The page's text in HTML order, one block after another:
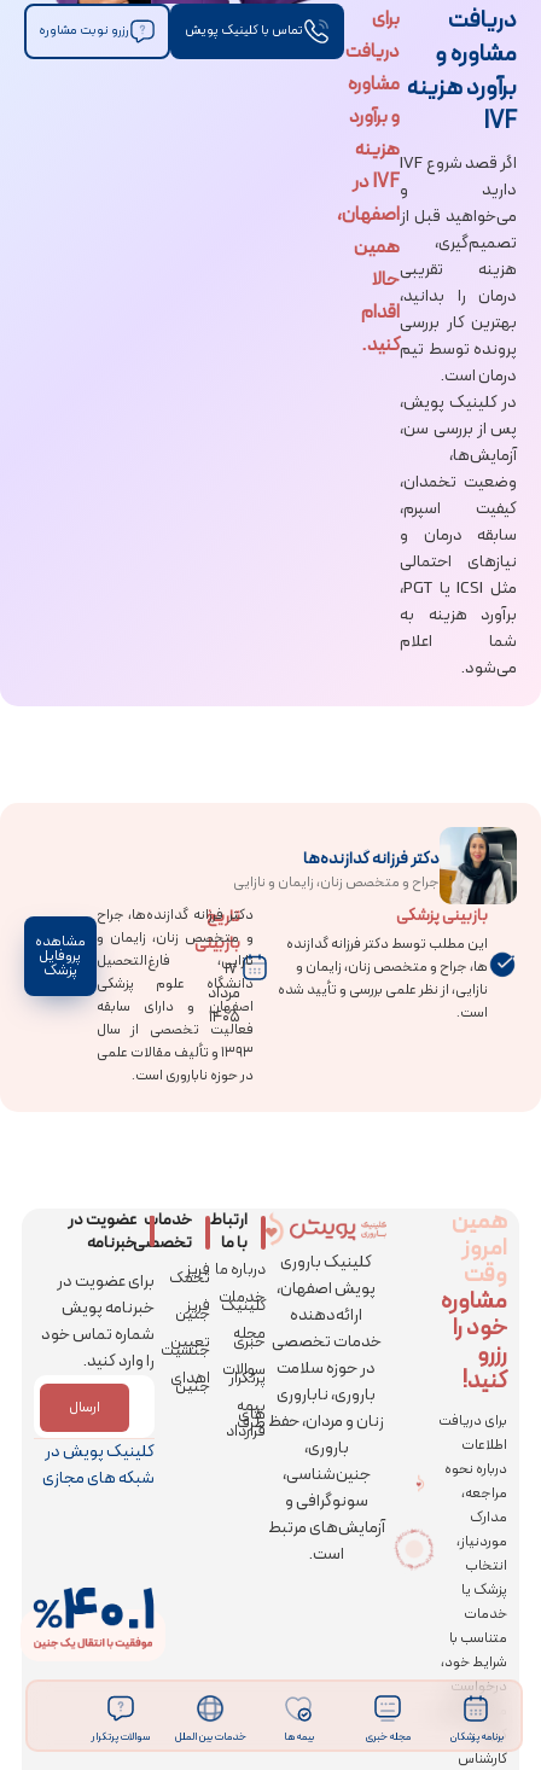
15. چرا هزینه IVF در مراکز مختلف متفاوت است؟دریافت
مشاوره و
برآورد هزینه
IVF
اگر قصد شروع IVF
دارید و
می‌خواهید قبل از
تصمیم‌گیری،
هزینه تقریبی
درمان را بدانید،
بهترین کار بررسی
پرونده توسط تیم
درمان است.
در کلینیک پویش،
پس از بررسی سن،
آزمایش‌ها،
وضعیت تخمدان،
کیفیت اسپرم،
سابقه درمان و
نیازهای احتمالی
مثل ICSI یا PGT،
برآورد هزینه به
شما اعلام
می‌شود.
برای
دریافت
مشاوره
و برآورد
هزینه
IVF در
اصفهان،
همین
حالا
اقدام
کنید.
تماس با کلینیک پویش رزرو نوبت مشاوره
دکتر فرزانه گدازنده‌ها
جراح و متخصص زنان، زایمان و نازایی
بازبینی پزشکی
این مطلب توسط دکتر فرزانه گدازنده
ها، جراح و متخصص زنان، زایمان و
نازایی، از نظر علمی بررسی و تأیید شده
است.
تاریخ
بازبینی
۱۷
مرداد
۱۴۰۵
دکتر فرزانه گدازنده‌ها، جراح
و متخصص زنان، زایمان و
نازایی، فارغ‌التحصیل
دانشگاه علوم پزشکی
اصفهان و دارای سابقه
فعالیت تخصصی از سال
۱۳۹۳ و تألیف مقالات علمی
در حوزه ناباروری است.
مشاهده
پروفایل
پزشک
همین
امروز
وقت
مشاوره
خود را
رزرو
کنید!
برای دریافت
اطلاعات
درباره نحوه
مراجعه،
مدارک
موردنیاز،
انتخاب
پزشک یا
خدمات
متناسب با
شرایط خود،
درخواست
مشاوره ثبت
کنید.
کارشناس
|کلینیک باروریپویشو مرکز جراحی رویش | کلینیکباروریپویشومر
کز جراحی رویش
کلینیک باروری
پویش اصفهان،
ارائه‌دهنده
خدمات تخصصی
در حوزه سلامت
باروری، ناباروری
زنان و مردان، حفظ
باروری،
جنین‌شناسی،
سونوگرافی و
آزمایش‌های مرتبط
است.
ارتباط
با ما
درباره ما
خدمات
کلینیک
مجله
خبری
سوالات
پرتکرار
بیمه
های
طرف
قرارداد
خدمات
تخصصی
فریز
تخمک
فریز
جنین
تعیین
جنسیت
اهدای
جنین
عضویت در
خبرنامه
برای عضویت در
خبرنامه پویش
شماره تماس خود
را وارد کنید.
ارسال
کلینیک پویش در
شبکه های مجازی
برنامه پزشکان مجله خبری بیمه ها خدمات بین الملل سوالات پرتکرار